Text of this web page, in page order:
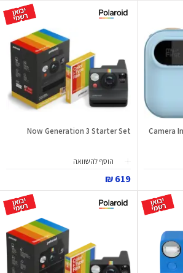
Now Generation 3 Starter Set
הוסף להשוואה
619 ₪